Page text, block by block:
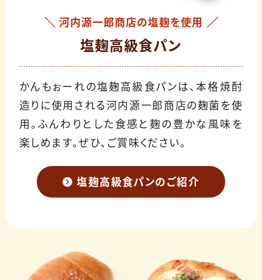
河内源一郎商店の塩麹を使用
塩麹高級食パン
かんもぉーれの塩麹高級食パンは、本格焼酎
造りに使用される河内源一郎商店の麹菌を使
用。ふんわりとした食感と麹の豊かな風味を
楽しめます。ぜひ、ご賞味ください。
塩麹高級食パンのご紹介